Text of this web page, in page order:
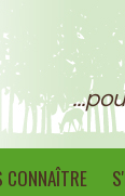
CONNAÎTRE